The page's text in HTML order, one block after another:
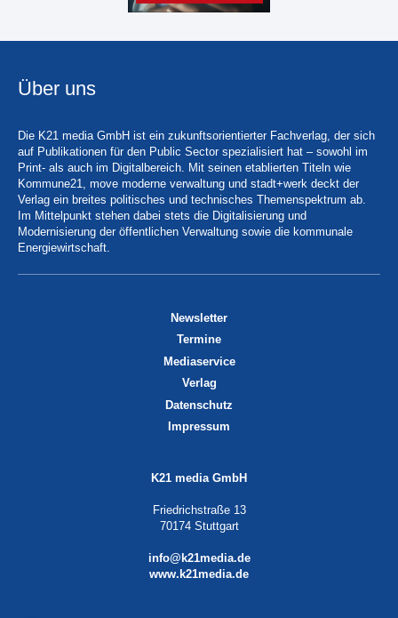
Über uns
Die K21 media GmbH ist ein zukunftsorientierter Fachverlag, der sich
auf Publikationen für den Public Sector spezialisiert hat – sowohl im
Print- als auch im Digitalbereich. Mit seinen etablierten Titeln wie
Kommune21, move moderne verwaltung und stadt+werk deckt der
Verlag ein breites politisches und technisches Themenspektrum ab.
Im Mittelpunkt stehen dabei stets die Digitalisierung und
Modernisierung der öffentlichen Verwaltung sowie die kommunale
Energiewirtschaft.
Newsletter
Termine
Mediaservice
Verlag
Datenschutz
Impressum
K21 media GmbH
Friedrichstraße 13
70174 Stuttgart
info@k21media.de
www.k21media.de